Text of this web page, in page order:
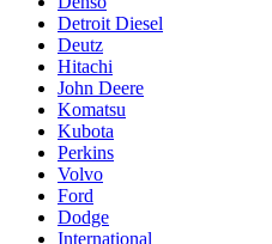
Detroit Diesel
Deutz
Hitachi
John Deere
Komatsu
Kubota
Perkins
Volvo
Ford
Dodge
International